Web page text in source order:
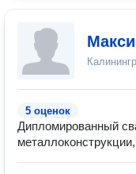
5 оценок
Дипломированный